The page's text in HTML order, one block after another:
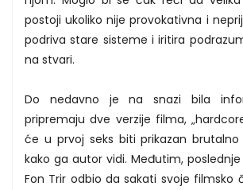
postoji ukoliko nije provokativna i
podriva stare sisteme i iritira
na stvari.
Do nedavno je na snazi bila
pripremaju dve verzije filma,
će u prvoj seks biti prikazan
kako ga autor vidi. Međutim,
Fon Trir odbio da sakati svoje filmsko